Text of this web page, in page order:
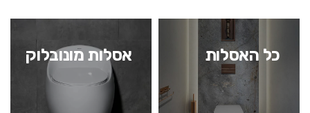
כל האסלות אסלות מונובלוק